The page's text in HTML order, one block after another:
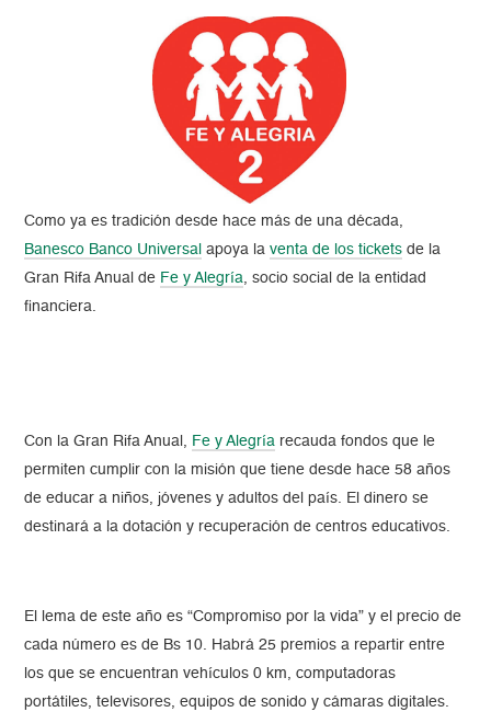
Como ya es tradición desde hace más de una década,
Banesco Banco Universal apoya laventa de los tickets de la
Gran Rifa Anual de Fe y Alegría, socio social de la entidad
financiera.
Con la Gran Rifa Anual, Fe y Alegría recauda fondos que le
permiten cumplir con la misión que tiene desde hace 58 años
de educar a niños, jóvenes y adultos del país. El dinero se
destinará a la dotación y recuperación de centros educativos.
El lema de este año es “Compromiso por la vida” y el precio de
cada número es de Bs 10. Habrá 25 premios a repartir entre
los que se encuentran vehículos 0 km, computadoras
portátiles, televisores, equipos de sonido y cámaras digitales.